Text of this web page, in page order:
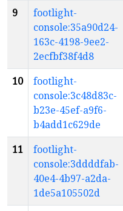
9
footlight-
console:35a90d24-
163c-4198-9ee2-
2ecfbf38f4d8
10
footlight-
console:3c48d83c-
b23e-45ef-a9f6-
b4add1c629de
11
footlight-
console:3ddddfab-
40e4-4b97-a2da-
1de5a105502d